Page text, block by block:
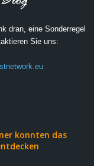
dran, eine Sonderregel
Sie uns:
konnten das